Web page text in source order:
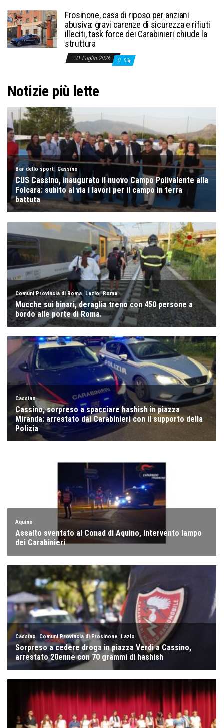
Frosinone, casa di riposo per anziani
abusiva: gravi carenze di sicurezza e rifiuti
illeciti, task force dei Carabinieri chiude la
struttura
31 Luglio 2026 0
Notizie più lette